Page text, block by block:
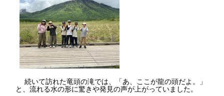
続いて訪れた竜頭の滝では、「あ、ここが龍の頭だよ。」
と、流れる水の形に驚きや発見の声が上がっていました。